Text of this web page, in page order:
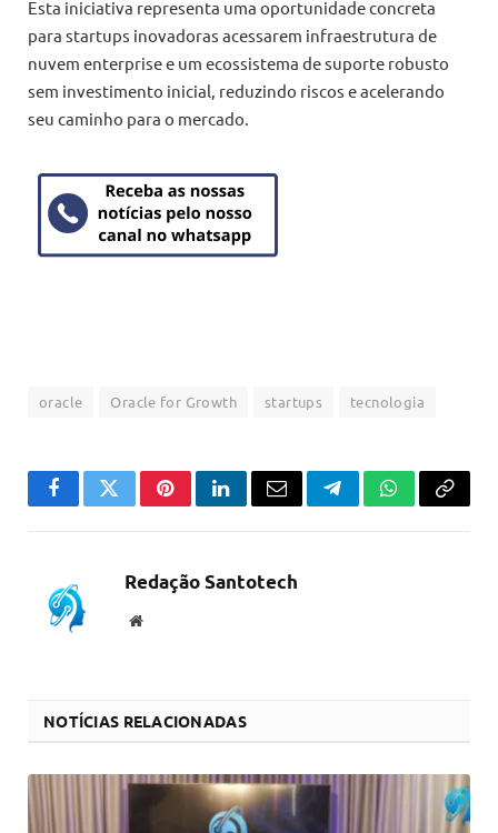
Esta iniciativa representa uma oportunidade concreta
para startups inovadoras acessarem infraestrutura de
nuvem enterprise e um ecossistema de suporte robusto
sem investimento inicial, reduzindo riscos e acelerando
seu caminho para o mercado.
oracle Oracle for Growth startups tecnologia
FacebookTwitterPinterestLinkedInEmail TelegramWhatsApp
Copiar
Redação Santotech
Website
NOTÍCIAS RELACIONADAS